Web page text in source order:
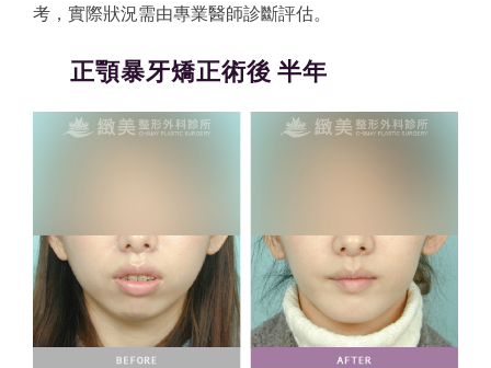
考，實際狀況需由專業醫師診斷評估。
正顎暴牙矯正術後 半年